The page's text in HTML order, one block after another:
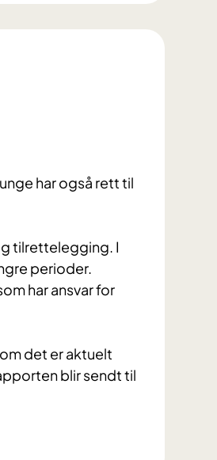
har også rett til
tilrettelegging. I
perioder.
har ansvar for
det er aktuelt
blir sendt til